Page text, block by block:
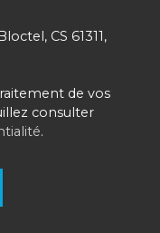
CS 61311,
de vos
consulter
.